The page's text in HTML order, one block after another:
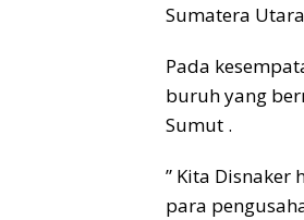
Sumatera
Pada
buruh yang
Sumut .
” Kita
para